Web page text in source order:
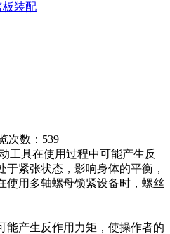
板装配
次数：539
工具在使用过程中可能产生反
紧张状态，影响身体的平衡，
使用多轴螺母锁紧设备时，螺丝
能产生反作用力矩，使操作者的